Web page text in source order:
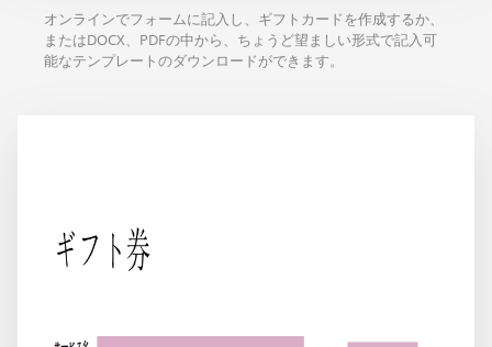
オンラインでフォームに記入し、ギフトカードを作成するか、
またはDOCX、PDFの中から、ちょうど望ましい形式で記入可
能なテンプレートのダウンロードができます。